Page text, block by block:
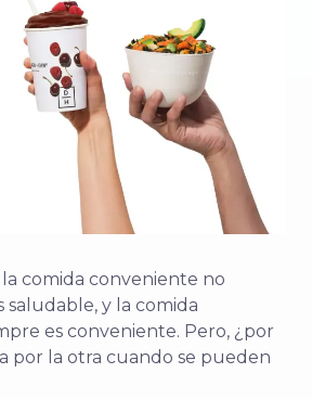
la comida conveniente no
saludable, y la comida
es conveniente. Pero, ¿por
por la otra cuando se pueden